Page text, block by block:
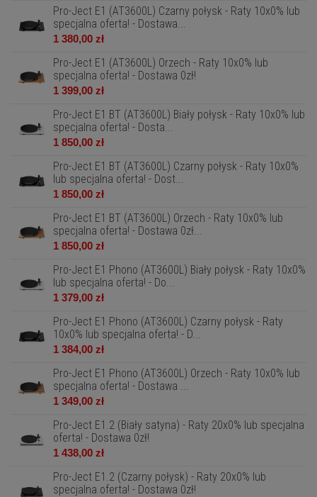
Pro-Ject E1 (AT3600L) Czarny połysk - Raty 10x0% lub
specjalna oferta! - Dostawa...
1 380,00 zł
Pro-Ject E1 (AT3600L) Orzech - Raty 10x0% lub
specjalna oferta! - Dostawa 0zł!
1 399,00 zł
Pro-Ject E1 BT (AT3600L) Biały połysk - Raty 10x0% lub
specjalna oferta! - Dosta...
1 850,00 zł
Pro-Ject E1 BT (AT3600L) Czarny połysk - Raty 10x0%
lub specjalna oferta! - Dost...
1 850,00 zł
Pro-Ject E1 BT (AT3600L) Orzech - Raty 10x0% lub
specjalna oferta! - Dostawa 0zł...
1 850,00 zł
Pro-Ject E1 Phono (AT3600L) Biały połysk - Raty 10x0%
lub specjalna oferta! - Do...
1 379,00 zł
Pro-Ject E1 Phono (AT3600L) Czarny połysk - Raty
10x0% lub specjalna oferta! - D...
1 384,00 zł
Pro-Ject E1 Phono (AT3600L) Orzech - Raty 10x0% lub
specjalna oferta! - Dostawa ...
1 349,00 zł
Pro-Ject E1.2 (Biały satyna) - Raty 20x0% lub specjalna
oferta! - Dostawa 0zł!
1 438,00 zł
Pro-Ject E1.2 (Czarny połysk) - Raty 20x0% lub
specjalna oferta! - Dostawa 0zł!